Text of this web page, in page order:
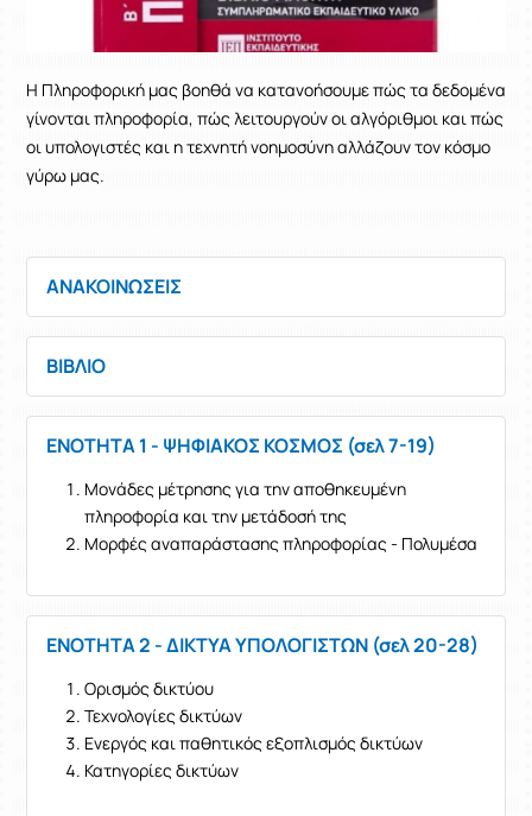
Η Πληροφορική μας βοηθά να κατανοήσουμε πώς τα δεδομένα
γίνονται πληροφορία, πώς λειτουργούν οι αλγόριθμοι και πώς
οι υπολογιστές και η τεχνητή νοημοσύνη αλλάζουν τον κόσμο
γύρω μας.
ΑΝΑΚΟΙΝΩΣΕΙΣ
ΒΙΒΛΙΟ
ΕΝΟΤΗΤΑ 1 - ΨΗΦΙΑΚΟΣ ΚΟΣΜΟΣ (σελ 7-19)
Μονάδες μέτρησης για την αποθηκευμένη
πληροφορία και την μετάδοσή της
Μορφές αναπαράστασης πληροφορίας - Πολυμέσα
ΕΝΟΤΗΤΑ 2 - ΔΙΚΤΥΑ ΥΠΟΛΟΓΙΣΤΩΝ (σελ 20-28)
Ορισμός δικτύου
Τεχνολογίες δικτύων
Ενεργός και παθητικός εξοπλισμός δικτύων
Κατηγορίες δικτύων